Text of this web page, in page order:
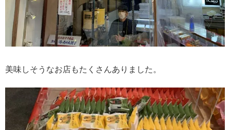
美味しそうなお店もたくさんありました。